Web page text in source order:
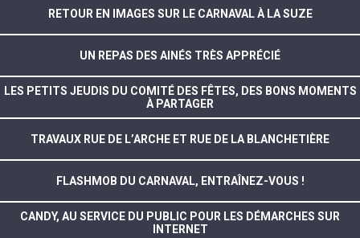
RETOUR EN IMAGES SUR LE CARNAVAL À LA SUZE
UN REPAS DES AINÉS TRÈS APPRÉCIÉ
LES PETITS JEUDIS DU COMITÉ DES FÊTES, DES BONS MOMENTS
À PARTAGER
TRAVAUX RUE DE L’ARCHE ET RUE DE LA BLANCHETIÈRE
FLASHMOB DU CARNAVAL, ENTRAÎNEZ-VOUS !
CANDY, AU SERVICE DU PUBLIC POUR LES DÉMARCHES SUR
INTERNET